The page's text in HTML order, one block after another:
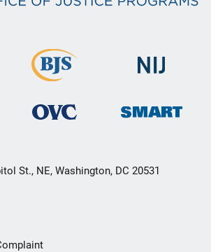
St., NE, Washington, DC 20531